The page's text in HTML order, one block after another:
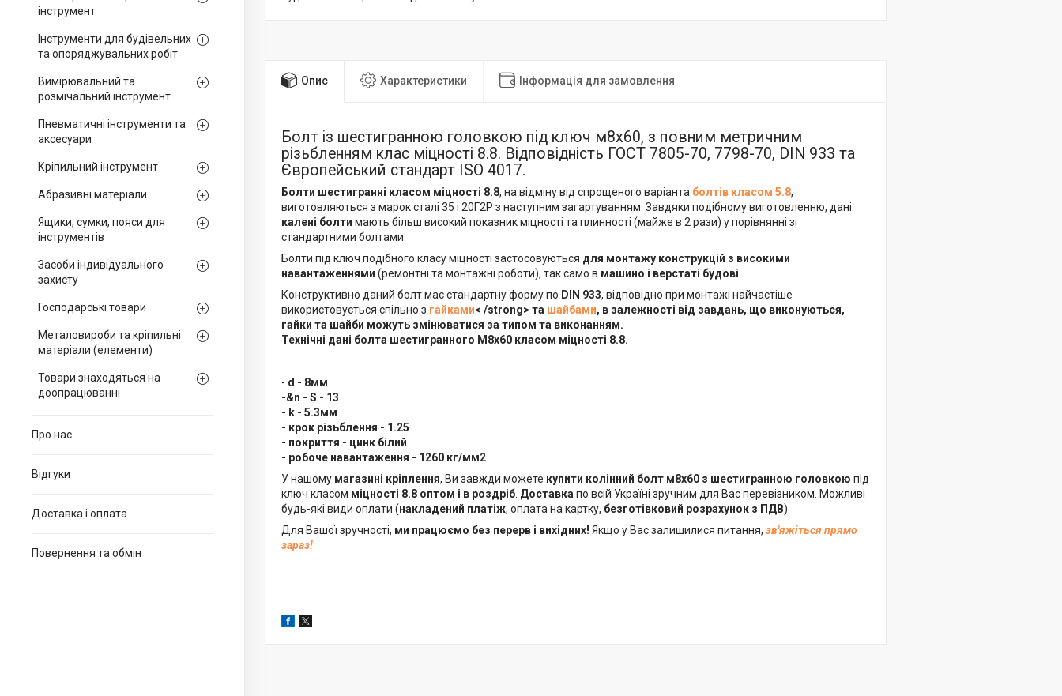
інструмент
Інструменти для будівельних
та опоряджувальних робіт
Вимірювальний та
розмічальний інструмент
Пневматичні інструменти та
аксесуари
Кріпильний інструмент
Абразивні матеріали
Ящики, сумки, пояси для
інструментів
Засоби індивідуального
захисту
Господарські товари
Металовироби та кріпильні
матеріали (елементи)
Товари знаходяться на
доопрацюванні
Про нас
Відгуки
Доставка і оплата
Повернення та обмін
Опис Характеристики Інформація для замовлення
Болт із шестигранною головкою під ключ м8х60, з повним метричним
різьбленням клас міцності 8.8. Відповідність ГОСТ 7805-70, 7798-70, DIN 933 та
Європейський стандарт ISO 4017.
Болти шестигранні класом міцності 8.8, на відміну від спрощеного варіанта болтів класом 5.8,
виготовляються з марок сталі 35 і 20Г2Р з наступним загартуванням. Завдяки подібному виготовленню, дані
калені болти мають більш високий показник міцності та плинності (майже в 2 рази) у порівнянні зі
стандартними болтами.
Болти під ключ подібного класу міцності застосовуються для монтажу конструкцій з високими
навантаженнями (ремонтні та монтажні роботи), так само в машино і верстаті будові
Конструктивно даний болт має стандартну форму по DIN 933, відповідно при монтажі найчастіше
використовується спільно з гайками< /strong> та шайбами, в залежності від завдань, що виконуються,
гайки та шайби можуть змінюватися за типом та виконанням.
Технічні дані болта шестигранного М8х60 класом міцності 8.8.
- d - 8мм
-&n - S - 13
- k - 5.3мм
- крок різьблення - 1.25
- покриття - цинк білий
- робоче навантаження - 1260 кг/мм2
У нашому магазині кріплення, Ви завжди можете купити колінний болт м8х60 з шестигранною головкою під
ключ класом міцності 8.8 оптом і в роздріб Доставка по всій Україні зручним для Вас перевізником. Можливі
будь-які види оплати (накладений платіж, оплата на картку, безготівковий розрахунок з ПДВ).
Для Вашої зручності, ми працюємо без перерв і вихідних! Якщо у Вас залишилися питання, зв'яжіться прямо
зараз!